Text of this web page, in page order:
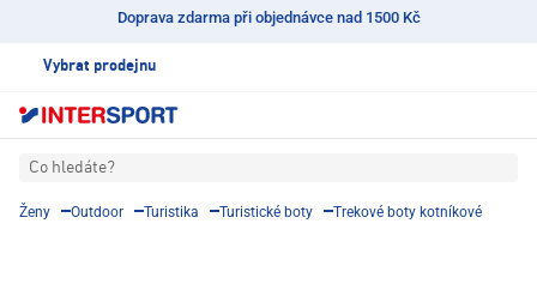
Doprava zdarma při objednávce nad 1500 Kč
Vybrat prodejnu
Co hledáte?
Ženy Outdoor Turistika Turistické boty Trekové boty kotníkové